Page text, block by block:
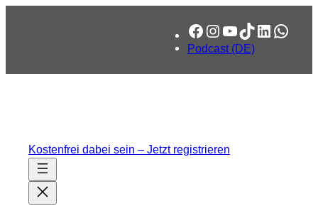
Facebook
Instagram
YouTube
TikTok
LinkedIn
Podcast (DE)
Kostenfrei dabei sein – Jetzt registrieren